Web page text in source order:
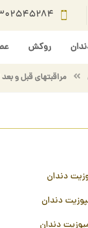
روکش
مراقبتهای قبل و بعد
دندان
دندان